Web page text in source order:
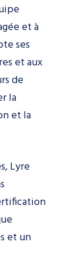
et à
ses
et aux
de
la
et la
Lyre
et un